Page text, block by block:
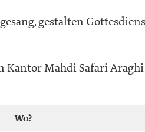
gestalten
Kantor Mahdi Safari
Wo?